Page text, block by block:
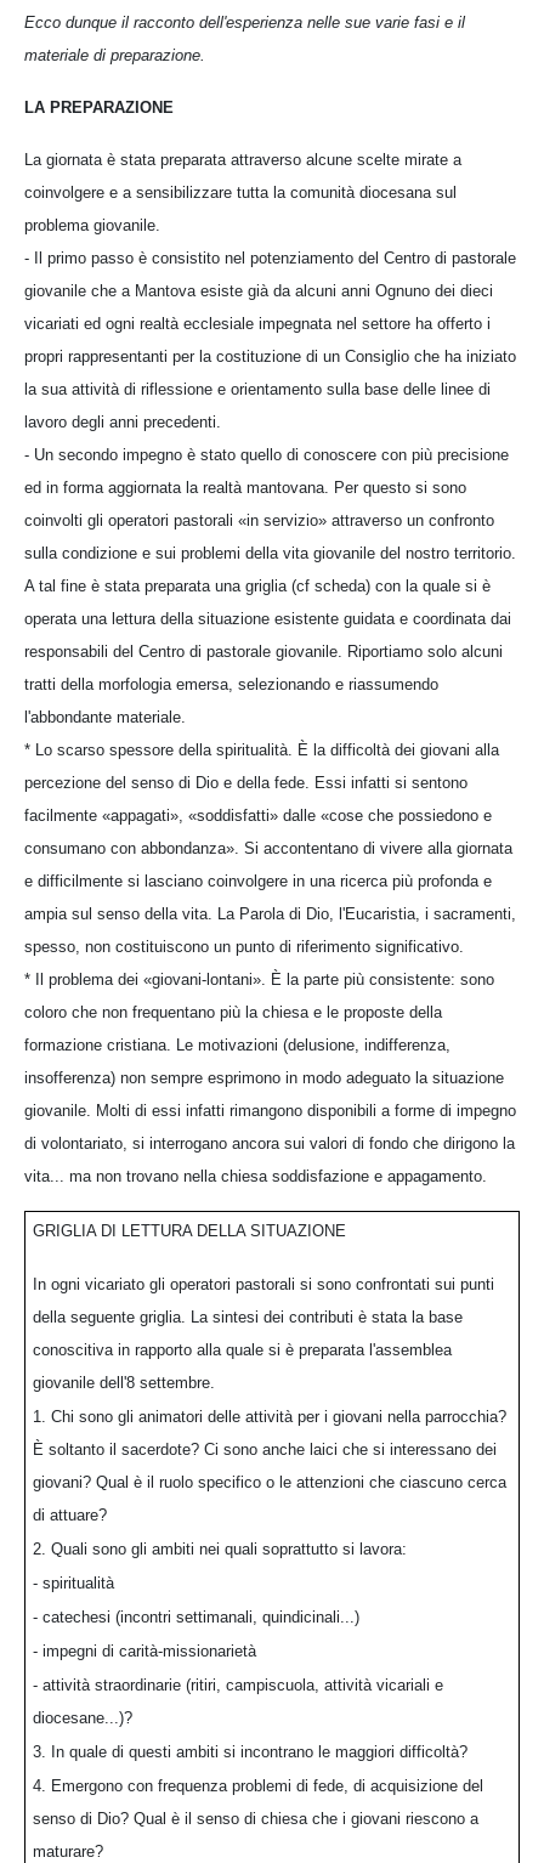
Ecco dunque il racconto dell'esperienza nelle sue varie fasi e il
materiale di preparazione.
LA PREPARAZIONE
La giornata è stata preparata attraverso alcune scelte mirate a
coinvolgere e a sensibilizzare tutta la comunità diocesana sul
problema giovanile.
- Il primo passo è consistito nel potenziamento del Centro di pastorale
giovanile che a Mantova esiste già da alcuni anni Ognuno dei dieci
vicariati ed ogni realtà ecclesiale impegnata nel settore ha offerto i
propri rappresentanti per la costituzione di un Consiglio che ha iniziato
la sua attività di riflessione e orientamento sulla base delle linee di
lavoro degli anni precedenti.
- Un secondo impegno è stato quello di conoscere con più precisione
ed in forma aggiornata la realtà mantovana. Per questo si sono
coinvolti gli operatori pastorali «in servizio» attraverso un confronto
sulla condizione e sui problemi della vita giovanile del nostro territorio.
A tal fine è stata preparata una griglia (cf scheda) con la quale si è
operata una lettura della situazione esistente guidata e coordinata dai
responsabili del Centro di pastorale giovanile. Riportiamo solo alcuni
tratti della morfologia emersa, selezionando e riassumendo
l'abbondante materiale.
* Lo scarso spessore della spiritualità. È la difficoltà dei giovani alla
percezione del senso di Dio e della fede. Essi infatti si sentono
facilmente «appagati», «soddisfatti» dalle «cose che possiedono e
consumano con abbondanza». Si accontentano di vivere alla giornata
e difficilmente si lasciano coinvolgere in una ricerca più profonda e
ampia sul senso della vita. La Parola di Dio, l'Eucaristia, i sacramenti,
spesso, non costituiscono un punto di riferimento significativo.
* Il problema dei «giovani-lontani». È la parte più consistente: sono
coloro che non frequentano più la chiesa e le proposte della
formazione cristiana. Le motivazioni (delusione, indifferenza,
insofferenza) non sempre esprimono in modo adeguato la situazione
giovanile. Molti di essi infatti rimangono disponibili a forme di impegno
di volontariato, si interrogano ancora sui valori di fondo che dirigono la
vita... ma non trovano nella chiesa soddisfazione e appagamento.
GRIGLIA DI LETTURA DELLA SITUAZIONE
In ogni vicariato gli operatori pastorali si sono confrontati sui punti
della seguente griglia. La sintesi dei contributi è stata la base
conoscitiva in rapporto alla quale si è preparata l'assemblea
giovanile dell'8 settembre.
1. Chi sono gli animatori delle attività per i giovani nella parrocchia?
È soltanto il sacerdote? Ci sono anche laici che si interessano dei
giovani? Qual è il ruolo specifico o le attenzioni che ciascuno cerca
di attuare?
2. Quali sono gli ambiti nei quali soprattutto si lavora:
- spiritualità
- catechesi (incontri settimanali, quindicinali...)
- impegni di carità-missionarietà
- attività straordinarie (ritiri, campiscuola, attività vicariali e
diocesane...)?
3. In quale di questi ambiti si incontrano le maggiori difficoltà?
4. Emergono con frequenza problemi di fede, di acquisizione del
senso di Dio? Qual è il senso di chiesa che i giovani riescono a
maturare?